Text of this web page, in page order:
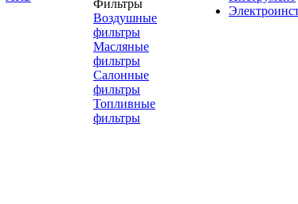
Фильтры
Воздушные
фильтры
Масляные
фильтры
Салонные
фильтры
Топливные
фильтры